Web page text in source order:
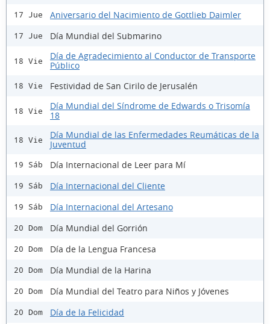
17 Jue Aniversario del Nacimiento de Gottlieb Daimler
17 Jue Día Mundial del Submarino
18 Vie
Día de Agradecimiento al Conductor de Transporte
Público
18 Vie Festividad de San Cirilo de Jerusalén
18 Vie
Día Mundial del Síndrome de Edwards o Trisomía
18
18 Vie
Día Mundial de las Enfermedades Reumáticas de la
Juventud
19 Sáb Día Internacional de Leer para Mí
19 Sáb Día Internacional del Cliente
19 Sáb Día Internacional del Artesano
20 Dom Día Mundial del Gorrión
20 Dom Día de la Lengua Francesa
20 Dom Día Mundial de la Harina
20 Dom Día Mundial del Teatro para Niños y Jóvenes
20 Dom Día de la Felicidad